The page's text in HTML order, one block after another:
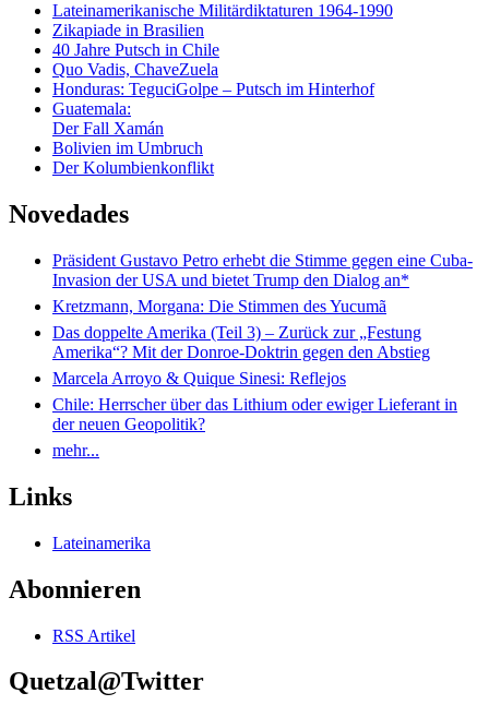
Lateinamerikanische Militärdiktaturen 1964-1990
Zikapiade in Brasilien
40 Jahre Putsch in Chile
Quo Vadis, ChaveZuela
Honduras: TeguciGolpe – Putsch im Hinterhof
Guatemala:
Der Fall Xamán
Bolivien im Umbruch
Der Kolumbienkonflikt
Novedades
Präsident Gustavo Petro erhebt die Stimme gegen eine Cuba-
Invasion der USA und bietet Trump den Dialog an*
Kretzmann, Morgana: Die Stimmen des Yucumã
Das doppelte Amerika (Teil 3) – Zurück zur „Festung
Amerika“? Mit der Donroe-Doktrin gegen den Abstieg
Marcela Arroyo & Quique Sinesi: Reflejos
Chile: Herrscher über das Lithium oder ewiger Lieferant in
der neuen Geopolitik?
mehr...
Links
Lateinamerika
Abonnieren
RSS Artikel
Quetzal@Twitter